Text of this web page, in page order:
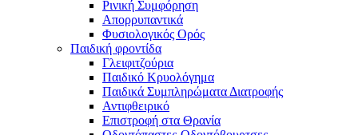
Ρινική Συμφόρηση
Απορρυπαντικά
Φυσιολογικός Ορός
Παιδική φροντίδα
Γλειφιτζούρια
Παιδικό Κρυολόγημα
Παιδικά Συμπληρώματα Διατροφής
Αντιφθειρικό
Επιστροφή στα Θρανία